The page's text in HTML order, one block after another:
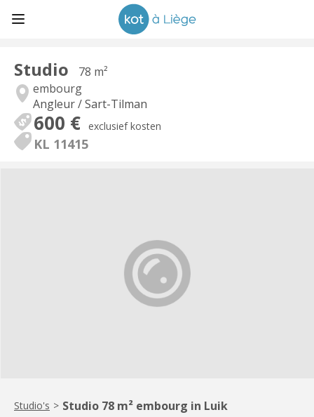
Studio
78 m²
embourg
Angleur / Sart-Tilman
600 € exclusief kosten
KL 11415
Studio's > Studio 78 m² embourg in Luik